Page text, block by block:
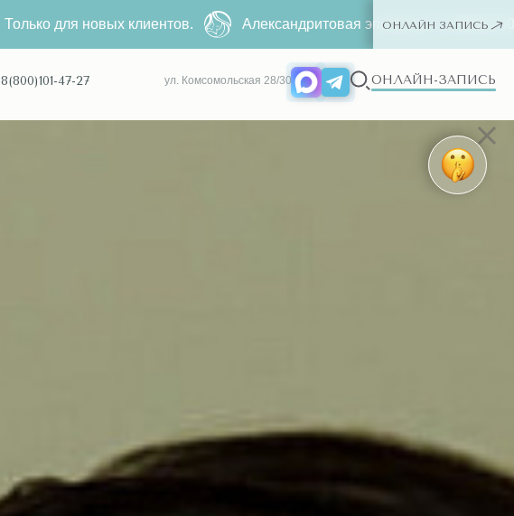
8(800)101-47-27 ул. Комсомольская 28/30 ОНЛАЙН-ЗАПИСЬ
Александритовая эпиляция за 4990 ₽500 ₽ ー любая зона. Только для
ОНЛАЙН ЗАПИСЬ